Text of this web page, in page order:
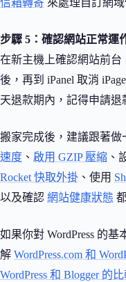
信箱轉寄 來處理自訂網域
步驟 5：確認網站正常運
在新主機上確認網站前
後，再到 iPanel 取消
天退款期內，記得申請退
搬家完成後，建議跟著做
速度 、 啟用 GZIP 壓縮 、
Rocket 快取外掛 、使用
以及確認 網站健康狀態
如果你對 WordPress 的
解 WordPress.com 和
WordPress 和 Blogger 的